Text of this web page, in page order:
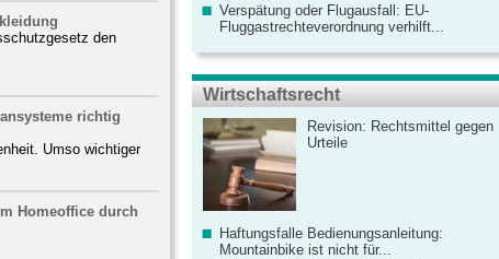
den
richtig
Umso wichtiger
Homeoffice durch
Verspätung oder Flugausfall: EU-
Fluggastrechteverordnung verhilft...
Wirtschaftsrecht
Revision: Rechtsmittel gegen
Urteile
Haftungsfalle Bedienungsanleitung:
Mountainbike ist nicht für...